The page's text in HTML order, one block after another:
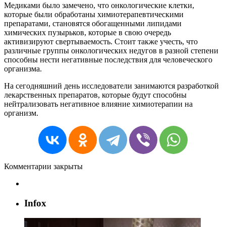
Медиками было замечено, что онкологические клетки,
которые были обработаны химиотерапевтическими
препаратами, становятся обогащенными липидами
химических пузырьков, которые в свою очередь
активизируют свертываемость. Стоит также учесть, что
различные группы онкологических недугов в разной степени
способны нести негативные последствия для человеческого
организма.
На сегодняшний день исследователи занимаются разработкой
лекарственных препаратов, которые будут способны
нейтрализовать негативное влияние химиотерапии на
организм.
Комментарии закрыты
Infox